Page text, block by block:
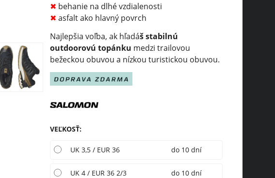
✖ behanie na dlhé vzdialenosti
✖ asfalt ako hlavný povrch
Najlepšia voľba, ak hľadáš stabilnú
outdoorovú topánku medzi trailovou
bežeckou obuvou a nízkou turistickou obuvou.
VEĽKOSŤ:
UK 3,5 / EUR 36 do 10 dní
UK 4 / EUR 36 2/3 do 10 dní